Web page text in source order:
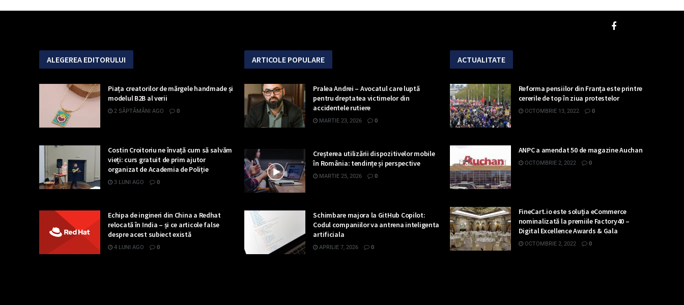
ALEGEREA EDITORULUI
Piața creatorilor de mărgele handmade și
modelul B2B al verii
2 SĂPTĂMÂNI AGO 0
Costin Croitoriu ne învață cum să salvăm
vieți: curs gratuit de prim ajutor
organizat de Academia de Poliție
3 LUNI AGO 0
Echipa de ingineri din China a Redhat
relocată în India – și ce articole false
despre acest subiect există
4 LUNI AGO 0
ARTICOLE POPULARE
Pralea Andrei – Avocatul care luptă
pentru dreptatea victimelor din
accidentele rutiere
MARTIE 23, 2026 0
Creșterea utilizării dispozitivelor mobile
în România: tendințe și perspective
MARTIE 25, 2026 0
Schimbare majora la GitHub Copilot:
Codul companiilor va antrena inteligenta
artificiala
APRILIE 7, 2026 0
ACTUALITATE
Reforma pensiilor din Franța este printre
cererile de top în ziua protestelor
OCTOMBRIE 13, 2022 0
ANPC a amendat 50 de magazine Auchan
OCTOMBRIE 2, 2022 0
FineCart.io este soluția eCommerce
nominalizată la premiile Factory40 –
Digital Excellence Awards & Gala
OCTOMBRIE 2, 2022 0